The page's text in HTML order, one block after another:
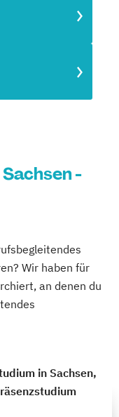
-
Wir haben für
an denen du
in Sachsen,